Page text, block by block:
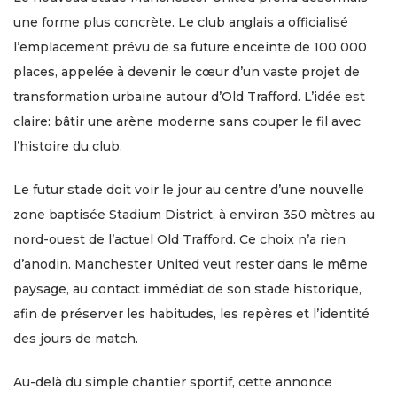
une forme plus concrète. Le club anglais a officialisé
l’emplacement prévu de sa future enceinte de 100 000
places, appelée à devenir le cœur d’un vaste projet de
transformation urbaine autour d’Old Trafford. L’idée est
claire: bâtir une arène moderne sans couper le fil avec
l’histoire du club.
Le futur stade doit voir le jour au centre d’une nouvelle
zone baptisée Stadium District, à environ 350 mètres au
nord-ouest de l’actuel Old Trafford. Ce choix n’a rien
d’anodin. Manchester United veut rester dans le même
paysage, au contact immédiat de son stade historique,
afin de préserver les habitudes, les repères et l’identité
des jours de match.
Au-delà du simple chantier sportif, cette annonce